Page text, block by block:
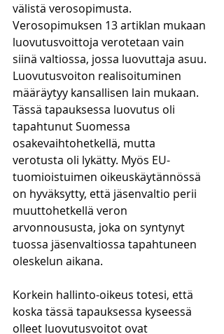
välistä verosopimusta.
Verosopimuksen 13 artiklan mukaan
luovutusvoittoja verotetaan vain
siinä valtiossa, jossa luovuttaja asuu.
Luovutusvoiton realisoituminen
määräytyy kansallisen lain mukaan.
Tässä tapauksessa luovutus oli
tapahtunut Suomessa
osakevaihtohetkellä, mutta
verotusta oli lykätty. Myös EU-
tuomioistuimen oikeuskäytännössä
on hyväksytty, että jäsenvaltio perii
muuttohetkellä veron
arvonnoususta, joka on syntynyt
tuossa jäsenvaltiossa tapahtuneen
oleskelun aikana.
Korkein hallinto-oikeus totesi, että
koska tässä tapauksessa kyseessä
olleet luovutusvoitot ovat